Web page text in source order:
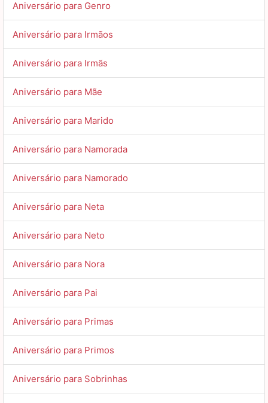
Aniversário para Genro
Aniversário para Irmãos
Aniversário para Irmãs
Aniversário para Mãe
Aniversário para Marido
Aniversário para Namorada
Aniversário para Namorado
Aniversário para Neta
Aniversário para Neto
Aniversário para Nora
Aniversário para Pai
Aniversário para Primas
Aniversário para Primos
Aniversário para Sobrinhas